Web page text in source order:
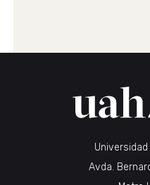
Avda.